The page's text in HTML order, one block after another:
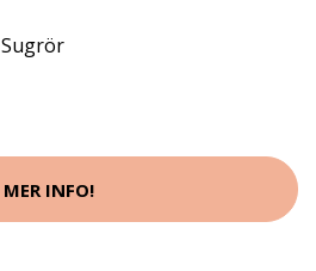
Sugrör
MER INFO!